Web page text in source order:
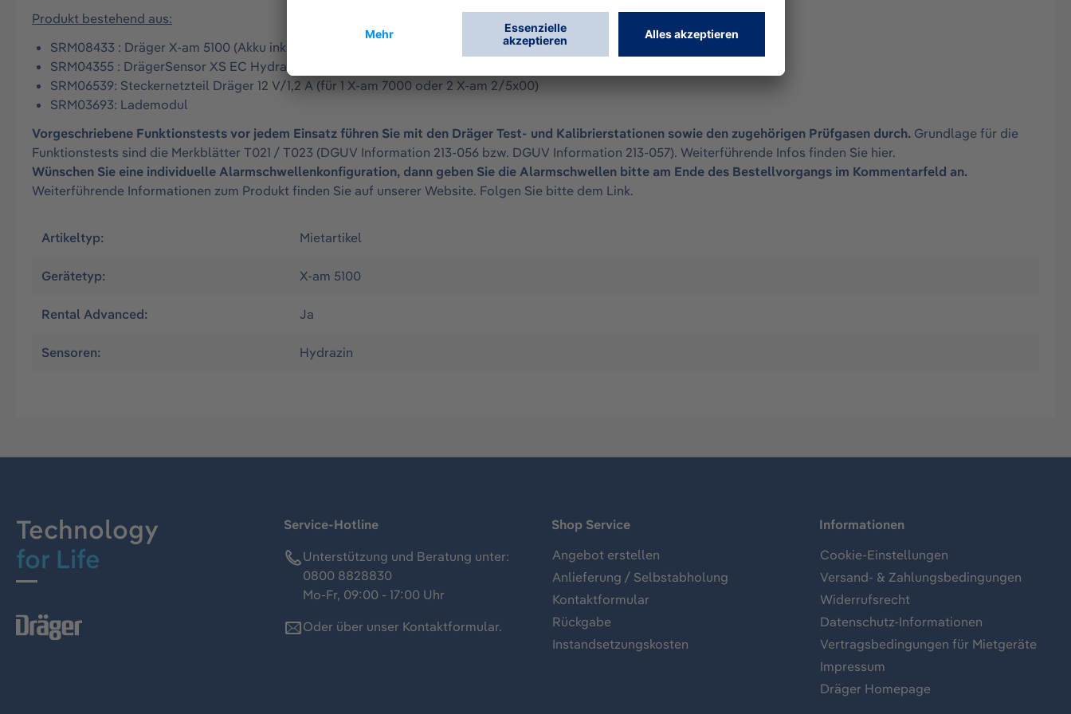
Produkt bestehend aus:
SRM08433 : Dräger X-am 5100 (Akku inklusive)
SRM04355 : DrägerSensor XS EC Hydrazin
SRM06539: Steckernetzteil Dräger 12 V/1,2 A (für 1 X-am 7000 oder 2 X-am 2/5x00)
SRM03693: Lademodul
Vorgeschriebene Funktionstests vor jedem Einsatz führen Sie mit den Dräger Test- und Kalibrierstationen sowie den zugehörigen Prüfgasen durch. Grundlage für die
Funktionstests sind die Merkblätter T021 / T023 (DGUV Information 213-056 bzw. DGUV Information 213-057). Weiterführende Infos finden Sie hier.
Wünschen Sie eine individuelle Alarmschwellenkonfiguration, dann geben Sie die Alarmschwellen bitte am Ende des Bestellvorgangs im Kommentarfeld an.
Weiterführende Informationen zum Produkt finden Sie auf unserer Website. Folgen Sie bitte dem Link.
Artikeltyp: Mietartikel
Gerätetyp: X-am 5100
Rental Advanced: Ja
Sensoren: Hydrazin
Technology
for Life
Service-Hotline
Unterstützung und Beratung unter:
0800 8828830
Mo-Fr, 09:00 - 17:00 Uhr
Oder über unser Kontaktformular.
Shop Service
Angebot erstellen
Anlieferung / Selbstabholung
Kontaktformular
Rückgabe
Instandsetzungskosten
Informationen
Cookie-Einstellungen
Versand- & Zahlungsbedingungen
Widerrufsrecht
Datenschutz-Informationen
Vertragsbedingungen für Mietgeräte
Impressum
Dräger Homepage